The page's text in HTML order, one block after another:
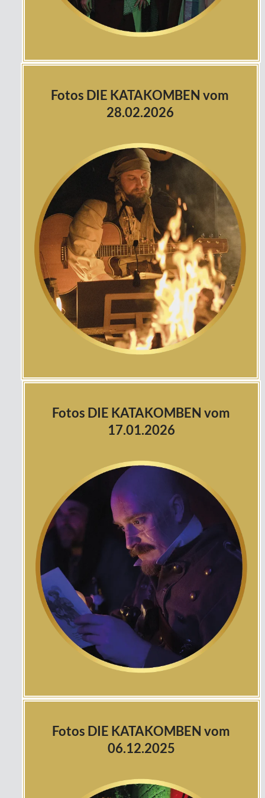
Fotos DIE KATAKOMBEN vom
28.02.2026
Fotos DIE KATAKOMBEN vom
17.01.2026
Fotos DIE KATAKOMBEN vom
06.12.2025